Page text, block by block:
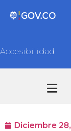
Accesibilidad
Diciembre